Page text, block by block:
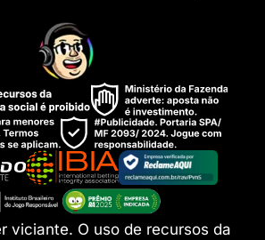
viciante. O uso de recursos da